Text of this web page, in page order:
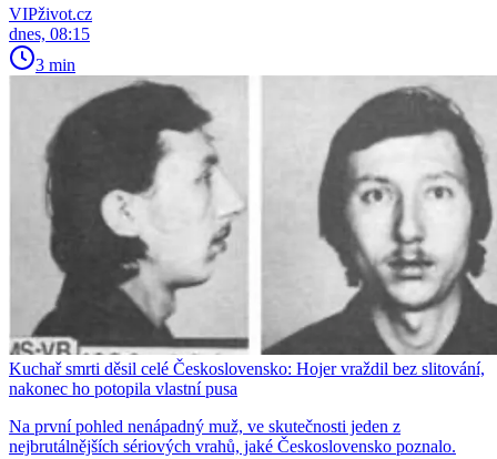
VIPživot.cz
dnes, 08:15
3 min
Kuchař smrti děsil celé Československo: Hojer vraždil bez slitování,
nakonec ho potopila vlastní pusa
Na první pohled nenápadný muž, ve skutečnosti jeden z
nejbrutálnějších sériových vrahů, jaké Československo poznalo.